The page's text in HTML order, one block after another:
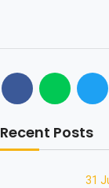
Recent Posts
31